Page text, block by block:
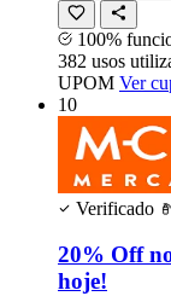
100%
382 usos
UPOM Ver
10
Verificado
20% Off
hoje!